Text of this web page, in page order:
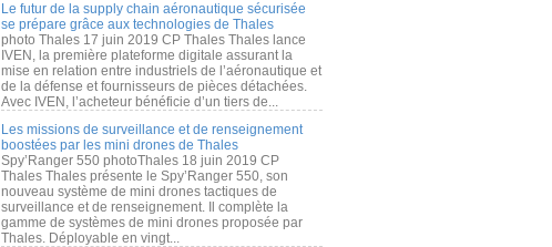
Le futur de la supply chain aéronautique sécurisée
se prépare grâce aux technologies de Thales
photo Thales 17 juin 2019 CP Thales Thales lance
IVEN, la première plateforme digitale assurant la
mise en relation entre industriels de l’aéronautique et
de la défense et fournisseurs de pièces détachées.
Avec IVEN, l’acheteur bénéficie d’un tiers de...
Les missions de surveillance et de renseignement
boostées par les mini drones de Thales
Spy’Ranger 550 photoThales 18 juin 2019 CP
Thales Thales présente le Spy’Ranger 550, son
nouveau système de mini drones tactiques de
surveillance et de renseignement. Il complète la
gamme de systèmes de mini drones proposée par
Thales. Déployable en vingt...